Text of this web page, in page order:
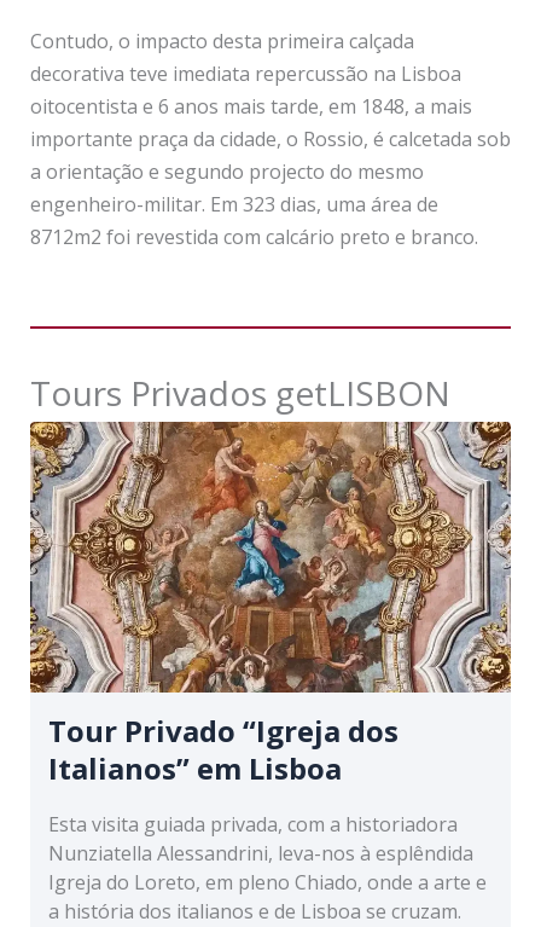
Contudo, o impacto desta primeira calçada
decorativa teve imediata repercussão na Lisboa
oitocentista e 6 anos mais tarde, em 1848, a mais
importante praça da cidade, o Rossio, é calcetada sob
a orientação e segundo projecto do mesmo
engenheiro-militar. Em 323 dias, uma área de
8712m2 foi revestida com calcário preto e branco.
Tours Privados getLISBON
Tour Privado “Igreja dos
Italianos” em Lisboa
Esta visita guiada privada, com a historiadora
Nunziatella Alessandrini, leva-nos à esplêndida
Igreja do Loreto, em pleno Chiado, onde a arte e
a história dos italianos e de Lisboa se cruzam.